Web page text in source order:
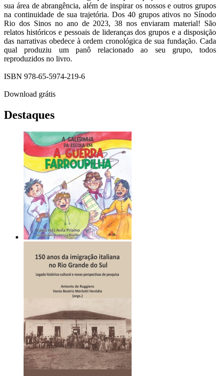
sua área de abrangência, além de inspirar os nossos e outros grupos
na continuidade de sua trajetória. Dos 40 grupos ativos no Sínodo
Rio dos Sinos no ano de 2023, 38 nos enviaram material! São
relatos históricos e pessoais de lideranças dos grupos e a disposição
das narrativas obedece à ordem cronológica de sua fundação. Cada
qual produziu um panô relacionado ao seu grupo, todos
reproduzidos no livro.
ISBN 978-65-5974-219-6
Download grátis
Destaques